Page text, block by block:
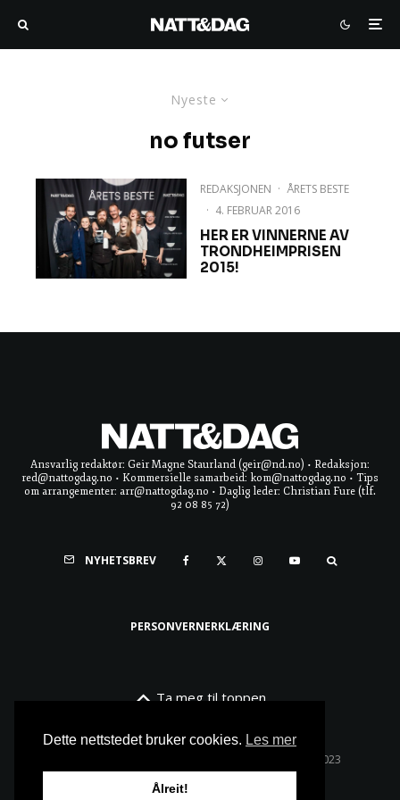
Nyeste
no futser
REDAKSJONEN · ÅRETS BESTE
· 4. FEBRUAR 2016
HER ER VINNERNE AV
TRONDHEIMPRISEN
2015!
Ansvarlig redaktør: Geir Magne Staurland (geir@nd.no) • Redaksjon:
red@nattogdag.no • Kommersielle samarbeid: kom@nattogdag.no • Tips
om arrangementer: arr@nattogdag.no • Daglig leder: Christian Fure (tlf.
92 08 85 72)
NYHETSBREV
PERSONVERNERKLÆRING
Ta meg til toppen
Alle rettigheter reservert • Copyright © Natt & Dag 2023
Dette nettstedet bruker cookies. Les mer
Ålreit!